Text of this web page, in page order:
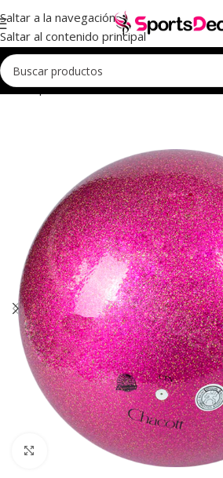
Saltar a la navegación
Saltar al contenido principal
Inicio Aparatos Pelotas Pelotas Chacott
Haga clic para ampliar